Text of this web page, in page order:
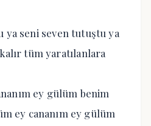
ya seni seven tutuştu ya
tüm yaratılanlara
ey gülüm benim
ey cananım ey gülüm